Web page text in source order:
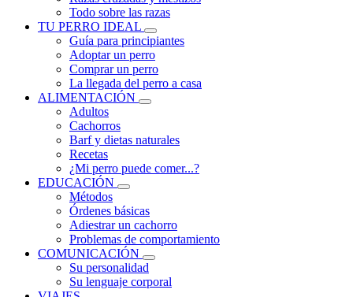
Todo sobre las razas
TU PERRO IDEAL
Guía para principiantes
Adoptar un perro
Comprar un perro
La llegada del perro a casa
ALIMENTACIÓN
Adultos
Cachorros
Barf y dietas naturales
Recetas
¿Mi perro puede comer...?
EDUCACIÓN
Métodos
Órdenes básicas
Adiestrar un cachorro
Problemas de comportamiento
COMUNICACIÓN
Su personalidad
Su lenguaje corporal